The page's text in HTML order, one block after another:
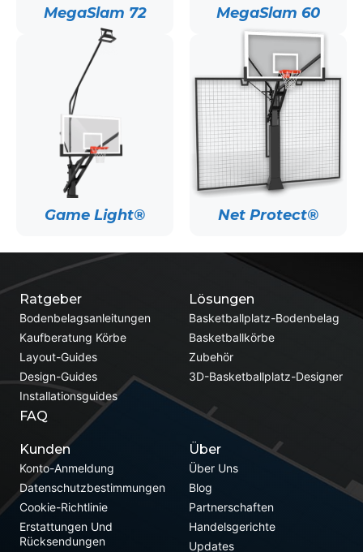
MegaSlam 72 MegaSlam 60
Game Light® Net Protect®
Lösungen
Basketballplatz-Bodenbelag
Basketballkörbe
Zubehör
3D-Basketballplatz-Designer
Ratgeber
Bodenbelagsanleitungen
Kaufberatung Körbe
Layout-Guides
Design-Guides
Installationsguides
FAQ
Kunden
Konto-Anmeldung
Datenschutzbestimmungen
Cookie-Richtlinie
Erstattungen Und
Rücksendungen
Über
Über Uns
Blog
Partnerschaften
Handelsgerichte
Updates